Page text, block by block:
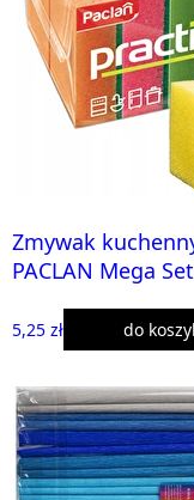
Zmywak
PACLAN Mega
5,25 zł do